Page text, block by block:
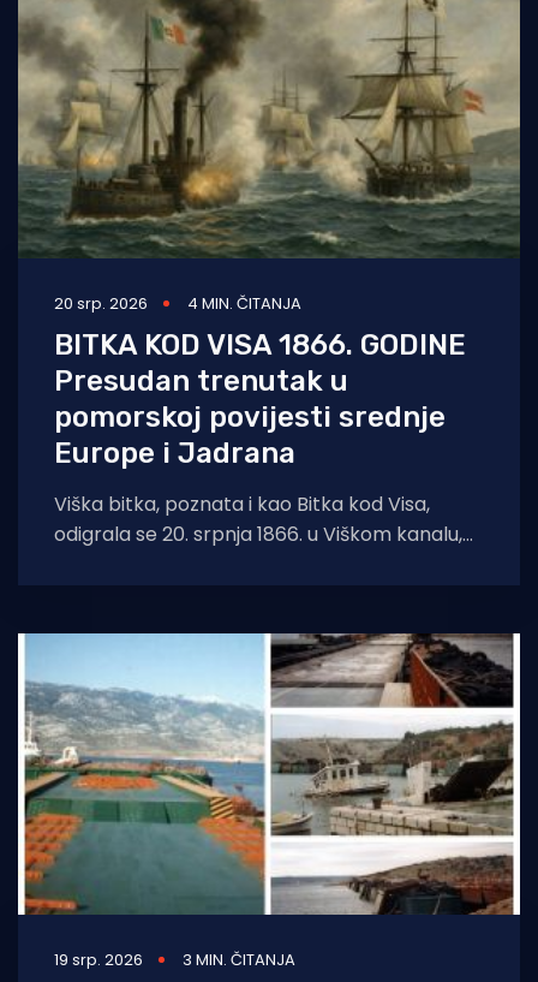
20 srp. 2026 4 MIN. ČITANJA
BITKA KOD VISA 1866. GODINE
Presudan trenutak u
pomorskoj povijesti srednje
Europe i Jadrana
Viška bitka, poznata i kao Bitka kod Visa,
odigrala se 20. srpnja 1866. u Viškom kanalu,
19 srp. 2026 3 MIN. ČITANJA